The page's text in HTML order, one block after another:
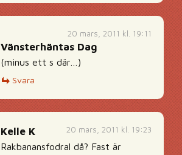
20 mars, 2011 kl. 19:11
Vänsterhäntas Dag
(minus ett s där…)
Svara
20 mars, 2011 kl. 19:23
Kelle K
Rakbanansfodral då? Fast är